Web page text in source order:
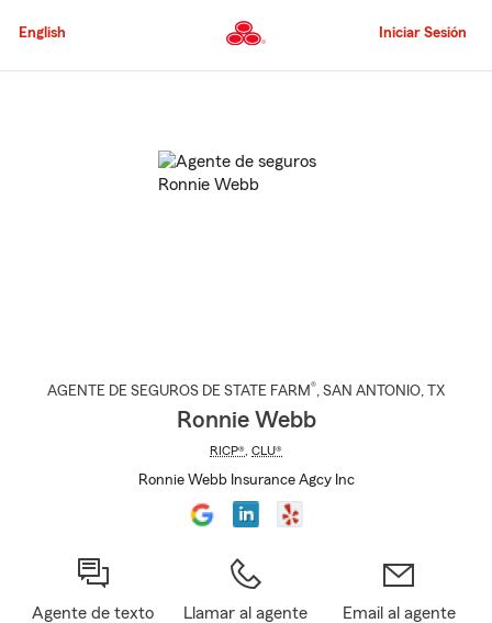
al
principal
English Iniciar Sesión
AGENTE DE SEGUROS DE STATE FARM®, SAN ANTONIO, TX
Ronnie Webb
RICP® CLU®
Ronnie Webb Insurance Agcy Inc
Agente de texto Llamar al agente Email al agente